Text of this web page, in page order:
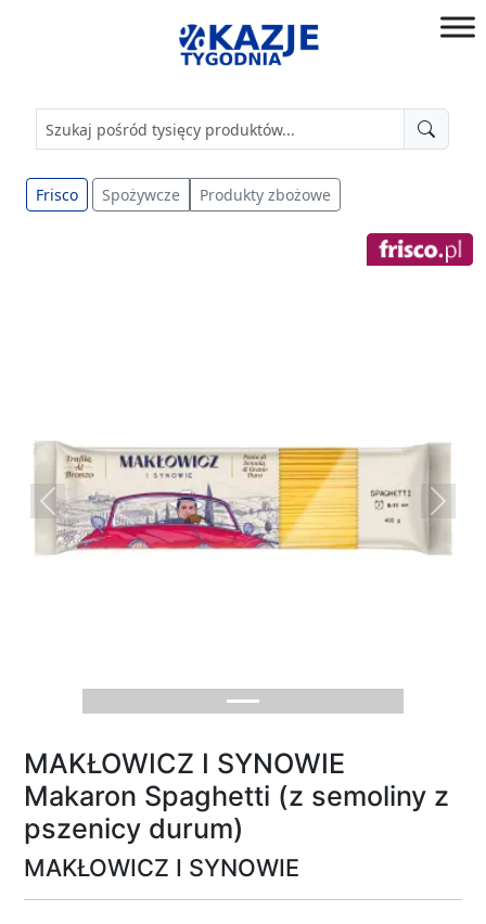
złap
Frisco Spożywcze Produkty zbożowe
Previous Next
MAKŁOWICZ I SYNOWIE
Makaron Spaghetti (z semoliny z
pszenicy durum)
MAKŁOWICZ I SYNOWIE